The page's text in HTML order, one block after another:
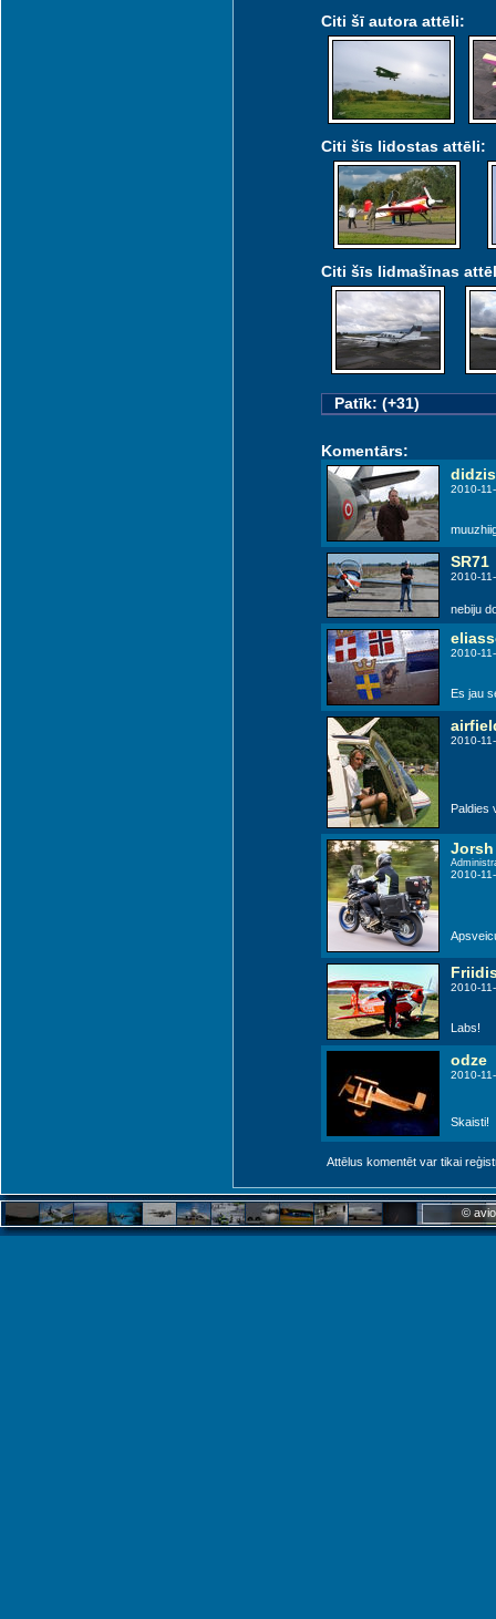
Citi šī autora attēli:
Citi šīs lidostas attēli:
Citi šīs lidmašīnas
Patīk: (+31)
Komentārs:
2010-
SR71
2010-
nebiju
2010-
Es jau
2010-
Paldies
Jorsh
2010-
2010-
Labs!
odze
2010-
Skaisti!
Attēlus komentēt var tikai
©